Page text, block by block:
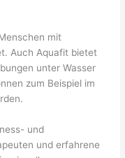
mit
Auch Aquafit bietet
unter Wasser
zum Beispiel im
und
und erfahrene